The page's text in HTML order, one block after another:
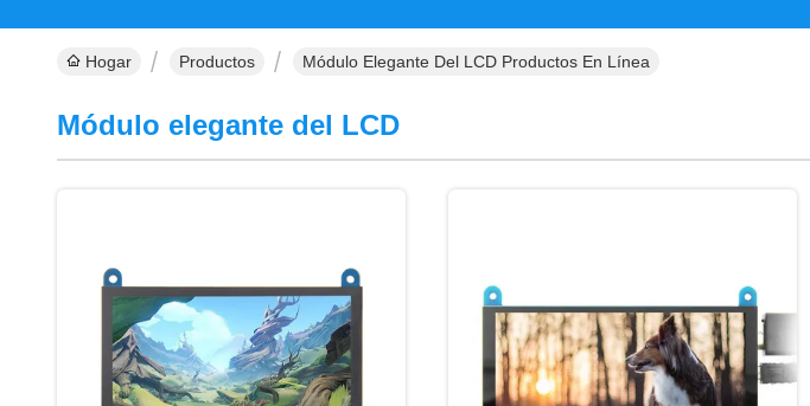
Hogar Productos Módulo Elegante Del LCD Productos En Línea
Módulo elegante del LCD